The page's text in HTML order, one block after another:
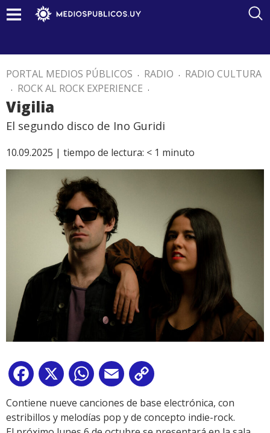
PORTAL MEDIOS PÚBLICOS . RADIO . RADIO CULTURA
. ROCK AL ROCK EXPERIENCE .
Vigilia
El segundo disco de Ino Guridi
10.09.2025 | tiempo de lectura: < 1 minuto
Facebook
X WhatsApp
Email
Link
Contiene nueve canciones de base electrónica, con
estribillos y melodías pop y de concepto indie-rock.